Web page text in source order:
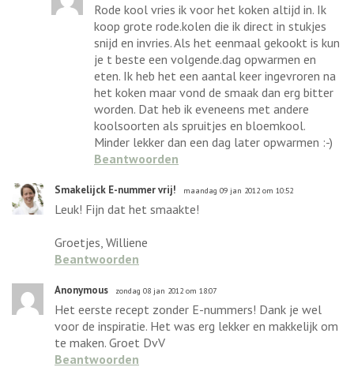
Rode kool vries ik voor het koken altijd in. Ik
koop grote rode.kolen die ik direct in stukjes
snijd en invries. Als het eenmaal gekookt is kun
je t beste een volgende.dag opwarmen en
eten. Ik heb het een aantal keer ingevroren na
het koken maar vond de smaak dan erg bitter
worden. Dat heb ik eveneens met andere
koolsoorten als spruitjes en bloemkool.
Minder lekker dan een dag later opwarmen :-)
Beantwoorden
Smakelijck E-nummer vrij! maandag 09 jan 2012 om 10:52
Leuk! Fijn dat het smaakte!
Groetjes, Williene
Beantwoorden
Anonymous zondag 08 jan 2012 om 18:07
Het eerste recept zonder E-nummers! Dank je wel
voor de inspiratie. Het was erg lekker en makkelijk om
te maken. Groet DvV
Beantwoorden